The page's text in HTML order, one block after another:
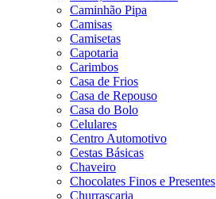
Caminhão Pipa
Camisas
Camisetas
Capotaria
Carimbos
Casa de Frios
Casa de Repouso
Casa do Bolo
Celulares
Centro Automotivo
Cestas Básicas
Chaveiro
Chocolates Finos e Presentes
Churrascaria